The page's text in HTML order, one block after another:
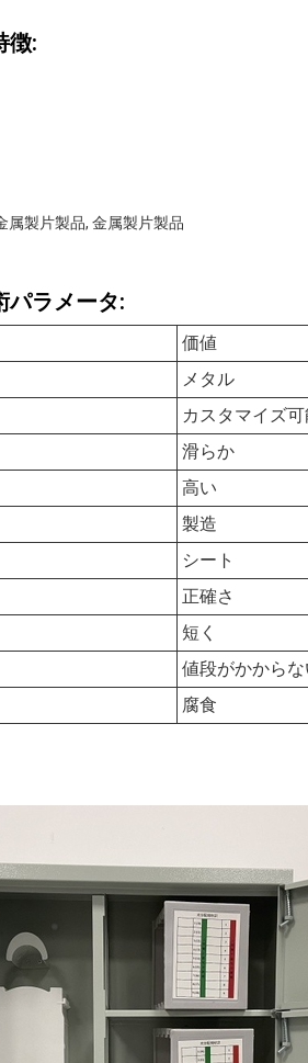
徴:
属製片製品, 金属製片製品
パラメータ:
価値
メタル
カスタマイズ
滑らか
高い
製造
シート
正確さ
短く
値段がかから
腐食